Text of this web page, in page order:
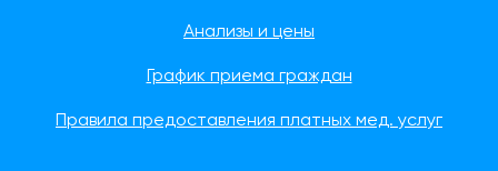
Анализы и цены
График приема граждан
Правила предоставления платных мед. услуг